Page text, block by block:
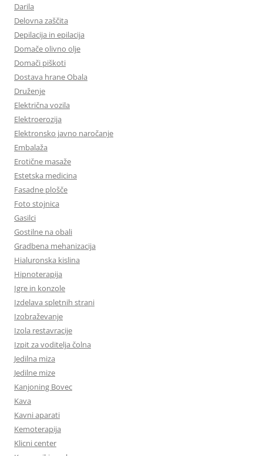
Darila
Delovna zaščita
Depilacija in epilacija
Domače olivno olje
Domači piškoti
Dostava hrane Obala
Druženje
Električna vozila
Elektroerozija
Elektronsko javno naročanje
Embalaža
Erotične masaže
Estetska medicina
Fasadne plošče
Foto stojnica
Gasilci
Gostilne na obali
Gradbena mehanizacija
Hialuronska kislina
Hipnoterapija
Igre in konzole
Izdelava spletnih strani
Izobraževanje
Izola restavracije
Izpit za voditelja čolna
Jedilna miza
Jedilne mize
Kanjoning Bovec
Kava
Kavni aparati
Kemoterapija
Klicni center